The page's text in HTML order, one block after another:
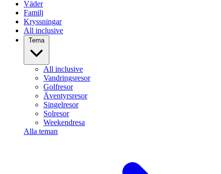
Väder
Familj
Kryssningar
All inclusive
Tema
All inclusive
Vandringsresor
Golfresor
Äventyrsresor
Singelresor
Solresor
Weekendresa
Alla teman